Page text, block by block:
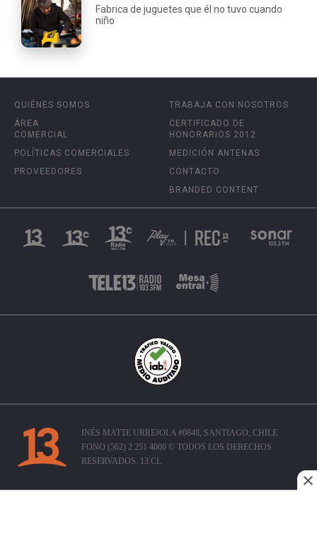
Fabrica de juguetes que él no tuvo cuando
niño
QUIÉNES SOMOS
ÁREA
COMERCIAL
POLÍTICAS COMERCIALES
PROVEEDORES
TRABAJA CON NOSOTROS
CERTIFICADO DE
HONORARIOS 2012
MEDICIÓN ANTENAS
CONTACTO
BRANDED CONTENT
INÉS MATTE URREJOLA #0848, SANTIAGO, CHILE
FONO (562) 2 251 4000 © TODOS LOS DERECHOS
RESERVADOS. 13.CL